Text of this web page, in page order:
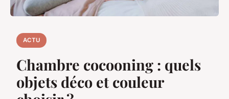
ACTU
Chambre cocooning : quels
objets déco et couleur